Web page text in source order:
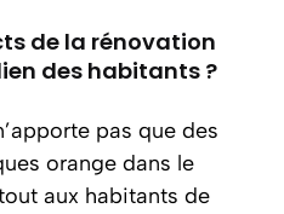
de la rénovation
des habitants ?
pas que des
orange dans le
aux habitants de